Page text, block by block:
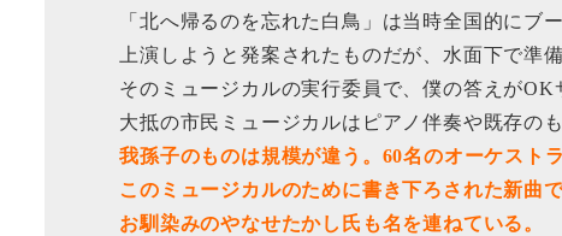
「北へ帰るのを忘れた白鳥」は当時全国的にブー
上演しようと発案されたものだが、水面下で準備
そのミュージカルの実行委員で、僕の答えがOK
大抵の市民ミュージカルはピアノ伴奏や既存のも
我孫子のものは規模が違う。60名のオーケスト
このミュージカルのために書き下ろされた新曲
お馴染みのやなせたかし氏も名を連ねている。